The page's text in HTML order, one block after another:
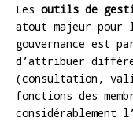
Les outils de
atout majeur pour
gouvernance est
d’attribuer
(consultation,
fonctions des
considérablement